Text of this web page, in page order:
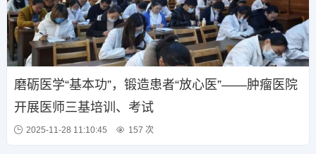
磨砺医学“基本功”，锻造患者“放心医”——肿瘤医院
开展医师三基培训、考试
2025-11-28 11:10:45 157 次